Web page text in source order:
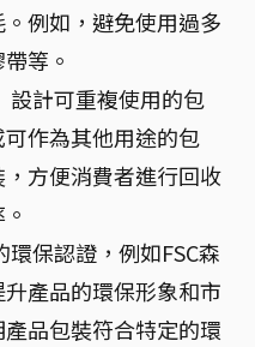
例如，避免使用過多
等。
設計可重複使用的包
作為其他用途的包
方便消費者進行回收
保認證，例如FSC森
產品的環保形象和市
品包裝符合特定的環